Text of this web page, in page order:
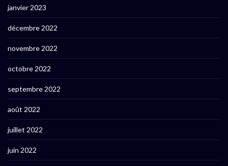
janvier 2023
décembre 2022
novembre 2022
octobre 2022
septembre 2022
août 2022
juillet 2022
juin 2022